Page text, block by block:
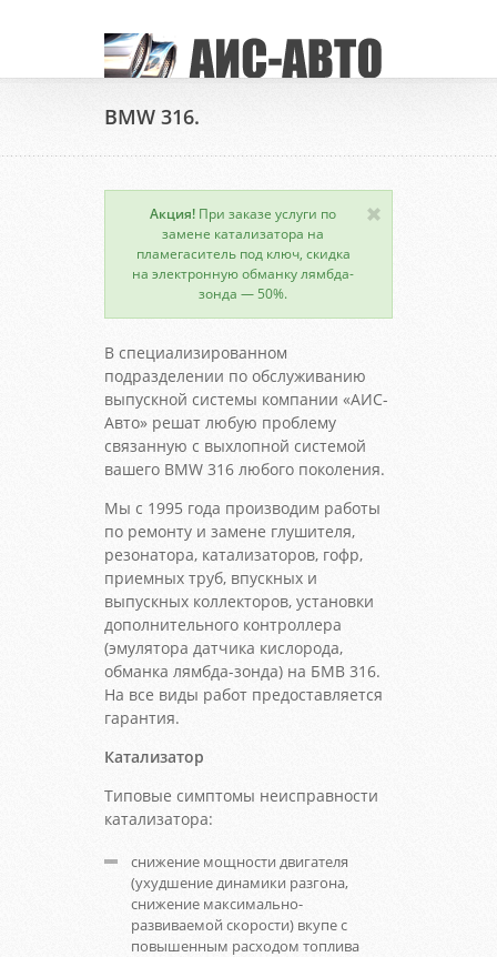
BMW 316.
Акция! При заказе услуги по
замене катализатора на
пламегаситель под ключ, скидка
на электронную обманку лямбда-
зонда — 50%.
В специализированном
подразделении по обслуживанию
выпускной системы компании «АИС-
Авто» решат любую проблему
связанную с выхлопной системой
вашего BMW 316 любого поколения.
Мы с 1995 года производим работы
по ремонту и замене глушителя,
резонатора, катализаторов, гофр,
приемных труб, впускных и
выпускных коллекторов, установки
дополнительного контроллера
(эмулятора датчика кислорода,
обманка лямбда-зонда) на БМВ 316.
На все виды работ предоставляется
гарантия.
Катализатор
Типовые симптомы неисправности
катализатора:
снижение мощности двигателя
(ухудшение динамики разгона,
снижение максимально-
развиваемой скорости) вкупе с
повышенным расходом топлива